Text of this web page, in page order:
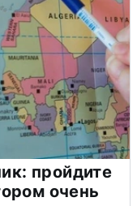
пройдите
очень